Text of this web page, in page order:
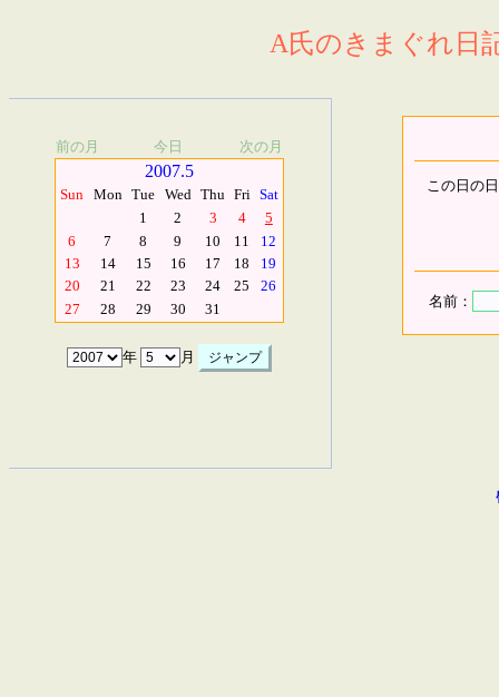
A氏のきまぐれ日
前の月 今日 次の月
2007.5
Sun Mon Tue Wed Thu Fri Sat
1
2 3 4
5
6
7 8 9 10 11
12
13
14 15 16 17 18
19
20
21 22 23 24 25
26
27
28 29 30 31
年 月
この日の
名前：